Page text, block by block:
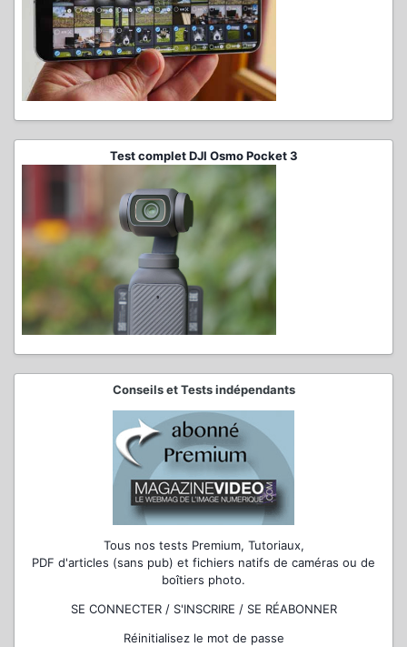
Test complet DJI Osmo Pocket 3
Conseils et Tests indépendants
Tous nos tests Premium, Tutoriaux,
PDF d'articles (sans pub) et fichiers natifs de caméras ou de
boîtiers photo.
SE CONNECTER / S'INSCRIRE / SE RÉABONNER
Réinitialisez le mot de passe